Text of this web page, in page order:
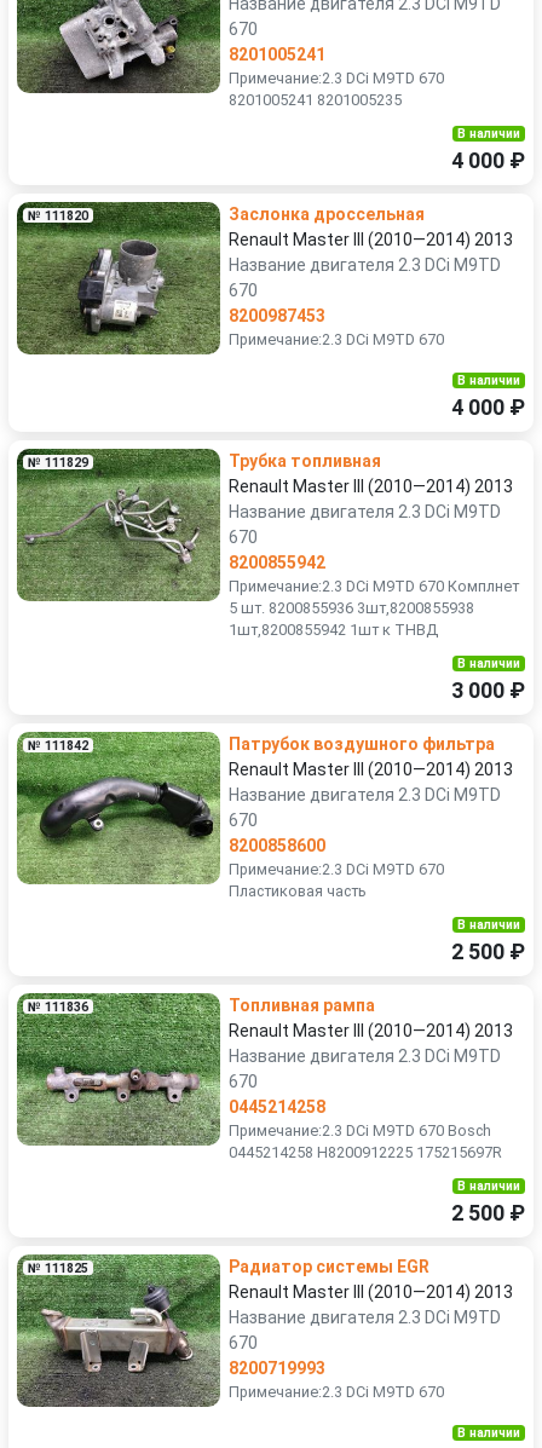
670
8201005241
Примечание:2.3 DCi M9TD 670
8201005241 8201005235
В наличии
4 000 ₽
№ 111820
Заслонка дроссельная
Renault Master III (2010—2014) 2013
Название двигателя 2.3 DCi M9TD
670
8200987453
Примечание:2.3 DCi M9TD 670
В наличии
4 000 ₽
№ 111829
Трубка топливная
Renault Master III (2010—2014) 2013
Название двигателя 2.3 DCi M9TD
670
8200855942
Примечание:2.3 DCi M9TD 670 Комплнет
5 шт. 8200855936 3шт,8200855938
1шт,8200855942 1шт к ТНВД
В наличии
3 000 ₽
№ 111842
Патрубок воздушного фильтра
Renault Master III (2010—2014) 2013
Название двигателя 2.3 DCi M9TD
670
8200858600
Примечание:2.3 DCi M9TD 670
Пластиковая часть
В наличии
2 500 ₽
№ 111836
Топливная рампа
Renault Master III (2010—2014) 2013
Название двигателя 2.3 DCi M9TD
670
0445214258
Примечание:2.3 DCi M9TD 670 Bosch
0445214258 H8200912225 175215697R
В наличии
2 500 ₽
№ 111825
Радиатор системы EGR
Renault Master III (2010—2014) 2013
Название двигателя 2.3 DCi M9TD
670
8200719993
Примечание:2.3 DCi M9TD 670
В наличии